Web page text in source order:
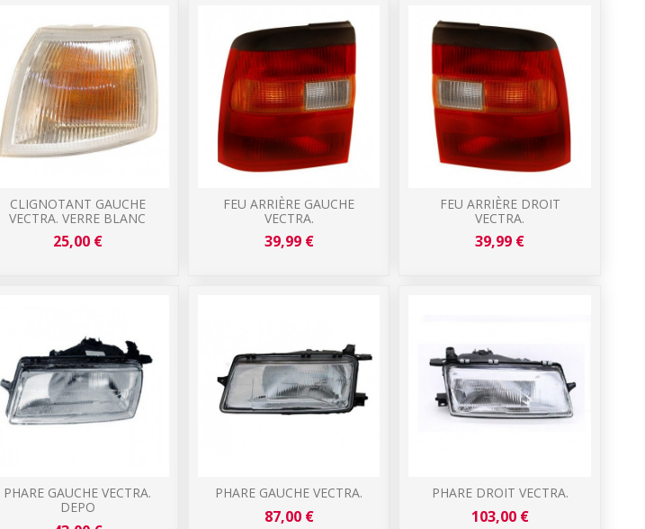
CLIGNOTANT GAUCHE
VECTRA. VERRE BLANC
25,00 €
FEU ARRIÈRE GAUCHE
VECTRA.
39,99 €
FEU ARRIÈRE DROIT
VECTRA.
39,99 €
PHARE GAUCHE VECTRA.
DEPO
PHARE GAUCHE VECTRA.
87,00 €
PHARE DROIT VECTRA.
103,00 €